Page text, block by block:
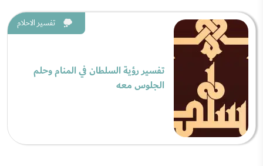
تفسير الاحلام
تفسير رؤية السلطان في المنام وحلم
الجلوس معه